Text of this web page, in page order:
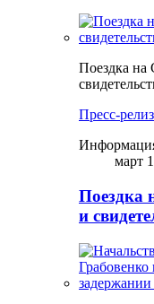
Поездка на
Пресс-
март
Поездка
и